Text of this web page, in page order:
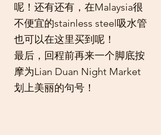
呢！还有还有，在Malaysia很
不便宜的stainless steel吸水管
也可以在这里买到呢！
最后，回程前再来一个脚底按
摩为Lian Duan Night Market
划上美丽的句号！